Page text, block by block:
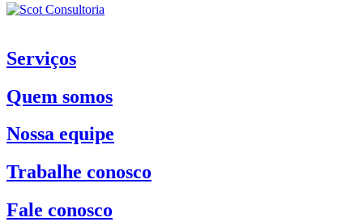
Serviços
Quem somos
Nossa equipe
Trabalhe conosco
Fale conosco